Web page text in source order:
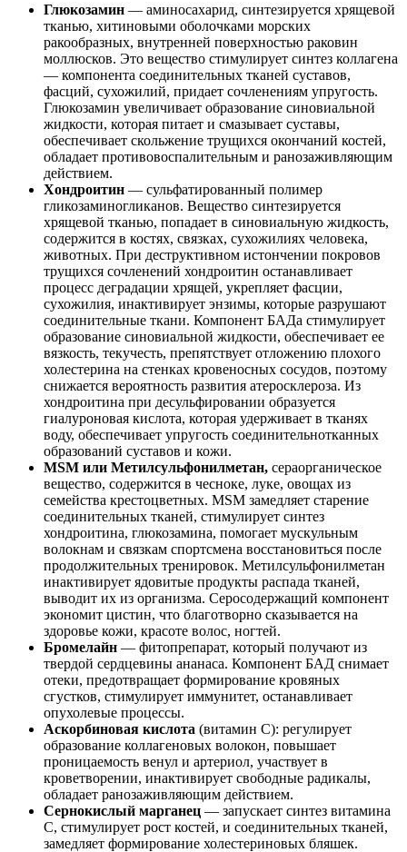
Глюкозамин — аминосахарид, синтезируется хрящевой
тканью, хитиновыми оболочками морских
ракообразных, внутренней поверхностью раковин
моллюсков. Это вещество стимулирует синтез коллагена
— компонента соединительных тканей суставов,
фасций, сухожилий, придает сочленениям упругость.
Глюкозамин увеличивает образование синовиальной
жидкости, которая питает и смазывает суставы,
обеспечивает скольжение трущихся окончаний костей,
обладает противовоспалительным и ранозаживляющим
действием.
Хондроитин — сульфатированный полимер
гликозаминогликанов. Вещество синтезируется
хрящевой тканью, попадает в синовиальную жидкость,
содержится в костях, связках, сухожилиях человека,
животных. При деструктивном истончении покровов
трущихся сочленений хондроитин останавливает
процесс деградации хрящей, укрепляет фасции,
сухожилия, инактивирует энзимы, которые разрушают
соединительные ткани. Компонент БАДа стимулирует
образование синовиальной жидкости, обеспечивает ее
вязкость, текучесть, препятствует отложению плохого
холестерина на стенках кровеносных сосудов, поэтому
снижается вероятность развития атеросклероза. Из
хондроитина при десульфировании образуется
гиалуроновая кислота, которая удерживает в тканях
воду, обеспечивает упругость соединительнотканных
образований суставов и кожи.
MSM или Метилсульфонилметан, сераорганическое
вещество, содержится в чесноке, луке, овощах из
семейства крестоцветных. MSM замедляет старение
соединительных тканей, стимулирует синтез
хондроитина, глюкозамина, помогает мускульным
волокнам и связкам спортсмена восстановиться после
продолжительных тренировок. Метилсульфонилметан
инактивирует ядовитые продукты распада тканей,
выводит их из организма. Серосодержащий компонент
экономит цистин, что благотворно сказывается на
здоровье кожи, красоте волос, ногтей.
Бромелайн — фитопрепарат, который получают из
твердой сердцевины ананаса. Компонент БАД снимает
отеки, предотвращает формирование кровяных
сгустков, стимулирует иммунитет, останавливает
опухолевые процессы.
Аскорбиновая кислота (витамин С): регулирует
образование коллагеновых волокон, повышает
проницаемость венул и артериол, участвует в
кроветворении, инактивирует свободные радикалы,
обладает ранозаживляющим действием.
Сернокислый марганец — запускает синтез витамина
С, стимулирует рост костей, и соединительных тканей,
замедляет формирование холестериновых бляшек.